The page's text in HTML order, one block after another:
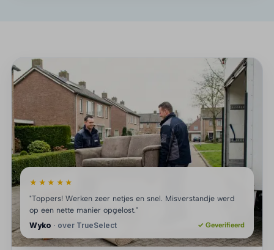
★★★★★
"Toppers! Werken zeer netjes en snel. Misverstandje werd
op een nette manier opgelost."
Wyko · over TrueSelect ✓ Geverifieerd